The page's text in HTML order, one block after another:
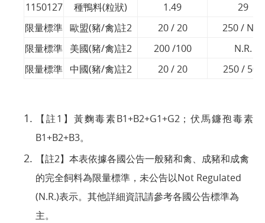
1150127
種鴨料(粒狀) 1.49
29
限量標準 歐盟(豬/禽)註2 20 / 20
250 / N.R.
限量標準 美國(豬/禽)註2 200 /100
N.R.
限量標準 中國(豬/禽)註2 20 / 20 250 / 500
【註1】黃麴毒素B1+B2+G1+G2；伏馬鐮孢毒素
B1+B2+B3。
【註2】本表依據各國公告一般豬和禽、成豬和成禽
的完全飼料為限量標準，未公告以Not Regulated
(N.R.)表示。其他詳細資訊請參考各國公告標準為
主。